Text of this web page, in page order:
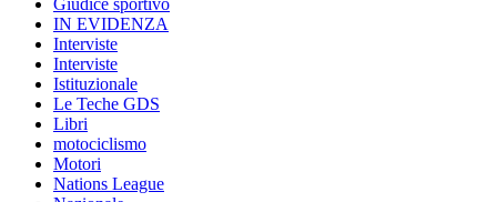
Giudice sportivo
IN EVIDENZA
Interviste
Interviste
Istituzionale
Le Teche GDS
Libri
motociclismo
Motori
Nations League